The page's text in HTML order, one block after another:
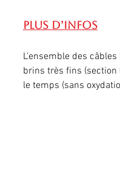
Plus d’infos
L'ensemble des câbles
brins très fins (section
le temps (sans